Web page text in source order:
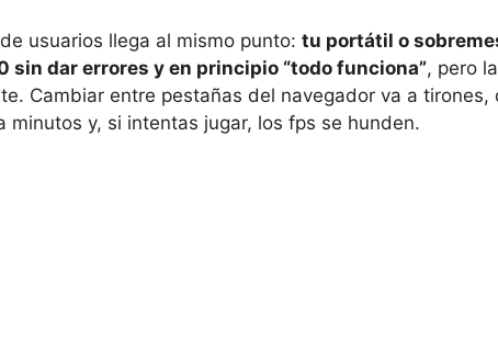
usuarios llega al mismo punto: tu portátil o
sin dar errores y en principio “todo funciona”, pero
Cambiar entre pestañas del navegador va a tirones,
minutos y, si intentas jugar, los fps se hunden.